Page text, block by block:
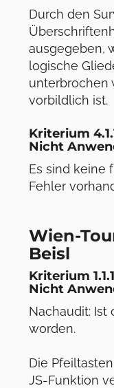
Durch den
ausgegeben,
logische
unterbrochen
vorbildlich ist.
Kriterium
Nicht
Es sind keine
Fehler
Wien-
Beisl
Kriterium
Nicht
Nachaudit: Ist
worden.
Die
JS-Funktion